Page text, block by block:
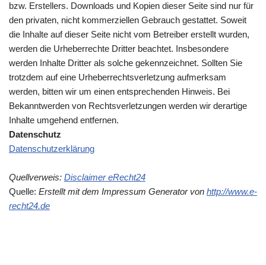
bzw. Erstellers. Downloads und Kopien dieser Seite sind nur für
den privaten, nicht kommerziellen Gebrauch gestattet. Soweit
die Inhalte auf dieser Seite nicht vom Betreiber erstellt wurden,
werden die Urheberrechte Dritter beachtet. Insbesondere
werden Inhalte Dritter als solche gekennzeichnet. Sollten Sie
trotzdem auf eine Urheberrechtsverletzung aufmerksam
werden, bitten wir um einen entsprechenden Hinweis. Bei
Bekanntwerden von Rechtsverletzungen werden wir derartige
Inhalte umgehend entfernen.
Datenschutz
Datenschutzerklärung
Quellverweis: Disclaimer eRecht24
Quelle: Erstellt mit dem Impressum Generator von http://www.e-
recht24.de